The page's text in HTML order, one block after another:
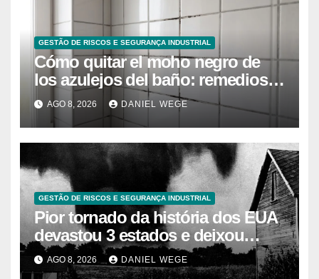
GESTÃO DE RISCOS E SEGURANÇA INDUSTRIAL
Cómo quitar el moho negro de
los azulejos del baño: remedios
caseros efectivos
AGO 8, 2026 DANIEL WEGE
GESTÃO DE RISCOS E SEGURANÇA INDUSTRIAL
Pior tornado da história dos EUA
devastou 3 estados e deixou
centenas de mortos
AGO 8, 2026 DANIEL WEGE